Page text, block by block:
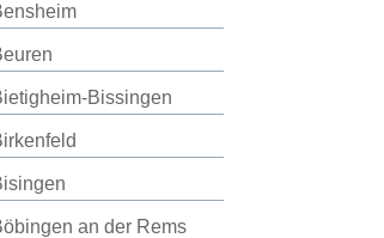
Bissingen
an der Rems